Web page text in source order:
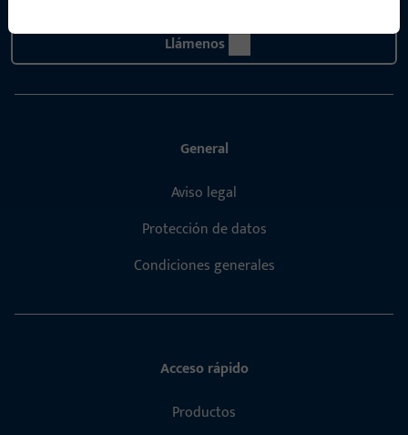
Llámenos
General
Aviso legal
Protección de datos
Condiciones generales
Acceso rápido
Productos